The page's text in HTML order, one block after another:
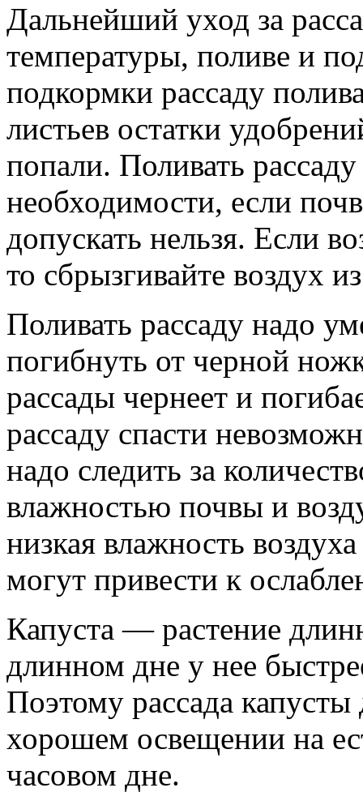
Дальнейший уход за
температуры, поливе и
подкормки рассаду
листьев остатки
попали. Поливать
необходимости, если
допускать нельзя. Если
то сбрызгивайте воздух
Поливать рассаду надо
погибнуть от черной
рассады чернеет и
рассаду спасти
надо следить за
влажностью почвы и
низкая влажность
могут привести к
Капуста — растение
длинном дне у нее
Поэтому рассада
хорошем освещении на
часовом дне.